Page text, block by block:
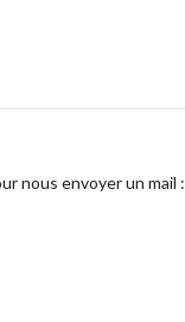
nous envoyer un mail :